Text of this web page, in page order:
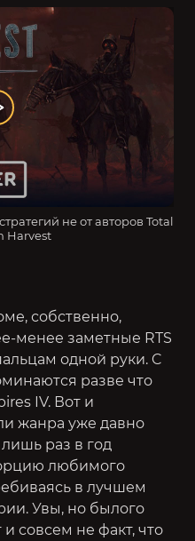
не от авторов Total
Harvest
собственно,
менее заметные RTS
одной руки. C
разве что
IV. Вот и
жанра уже давно
раз в год
любимого
в лучшем
Увы, но былого
совсем не факт, что